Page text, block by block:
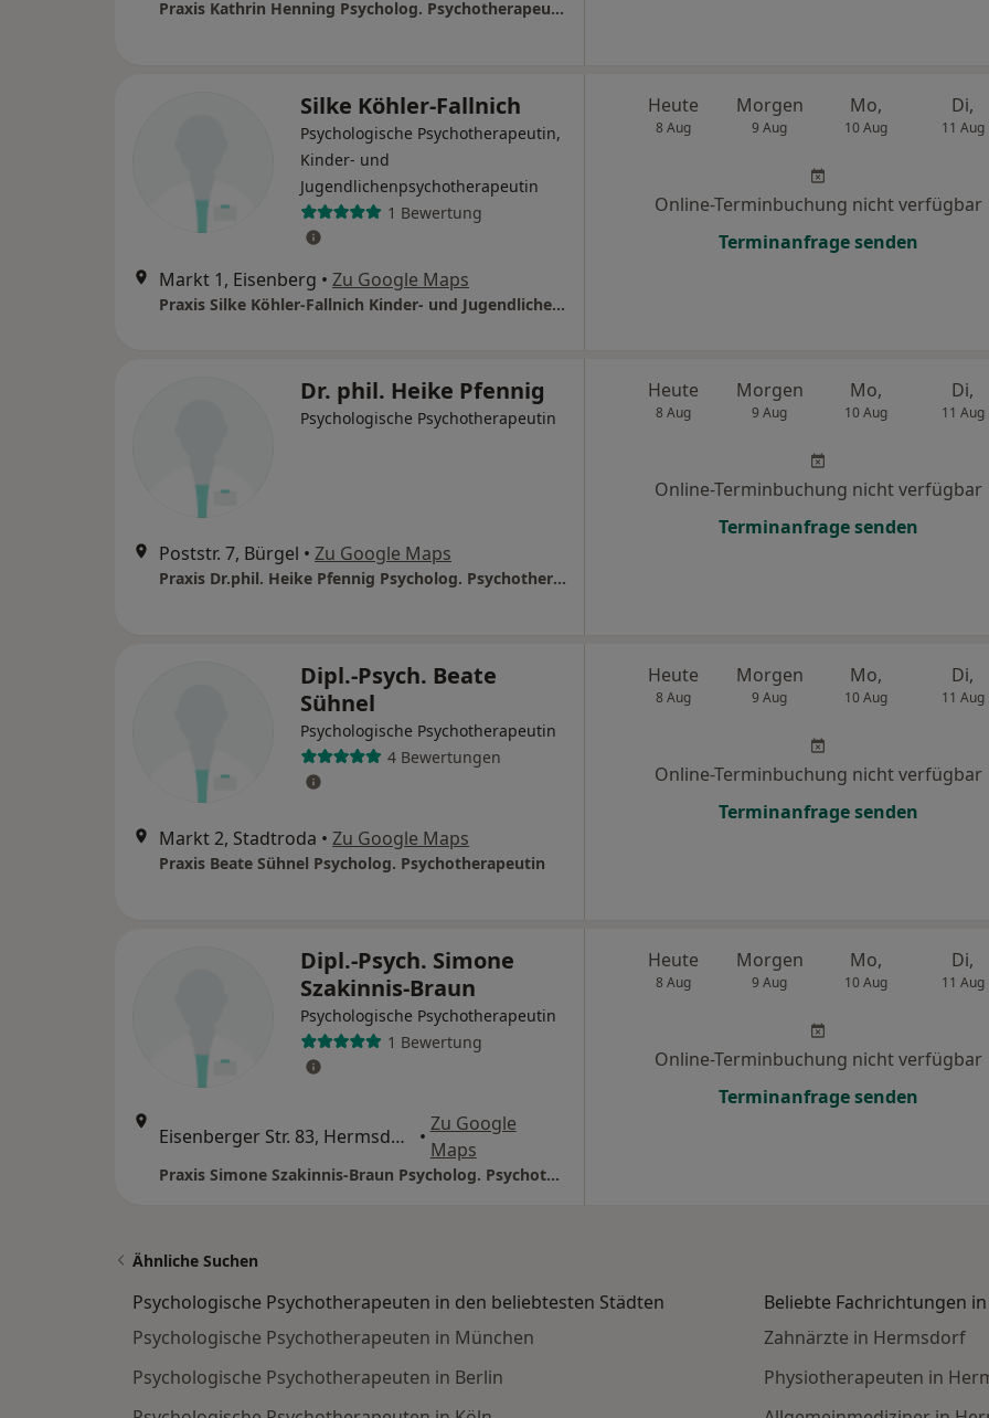
Praxis Kathrin Henning Psycholog. Psychotherapeutin
Silke Köhler-Fallnich
Psychologische Psychotherapeutin,
Kinder- und
Jugendlichenpsychotherapeutin
1 Bewertung
Markt 1, Eisenberg • Zu Google Maps
Praxis Silke Köhler-Fallnich Kinder- und Jugendlichenpsychotherapeutin
Heute
8 Aug
Morgen
9 Aug
Mo,
10 Aug
Di,
11 Aug
Online-Terminbuchung nicht verfügbar
Terminanfrage senden
Dr. phil. Heike Pfennig
Psychologische Psychotherapeutin
Poststr. 7, Bürgel • Zu Google Maps
Praxis Dr.phil. Heike Pfennig Psycholog. Psychotherapeutin
Heute
8 Aug
Morgen
9 Aug
Mo,
10 Aug
Di,
11 Aug
Online-Terminbuchung nicht verfügbar
Terminanfrage senden
Dipl.-Psych. Beate
Sühnel
Psychologische Psychotherapeutin
4 Bewertungen
Markt 2, Stadtroda • Zu Google Maps
Praxis Beate Sühnel Psycholog. Psychotherapeutin
Heute
8 Aug
Morgen
9 Aug
Mo,
10 Aug
Di,
11 Aug
Online-Terminbuchung nicht verfügbar
Terminanfrage senden
Dipl.-Psych. Simone
Szakinnis-Braun
Psychologische Psychotherapeutin
1 Bewertung
Eisenberger Str. 83, Hermsdorf •
Zu Google
Maps
Praxis Simone Szakinnis-Braun Psycholog. Psychotherapeutin
Heute
8 Aug
Morgen
9 Aug
Mo,
10 Aug
Di,
11 Aug
Online-Terminbuchung nicht verfügbar
Terminanfrage senden
Ähnliche Suchen
Psychologische Psychotherapeuten in den beliebtesten Städten
Psychologische Psychotherapeuten in München
Psychologische Psychotherapeuten in Berlin
Beliebte Fachrichtungen
Zahnärzte in Hermsdorf
Physiotherapeuten in